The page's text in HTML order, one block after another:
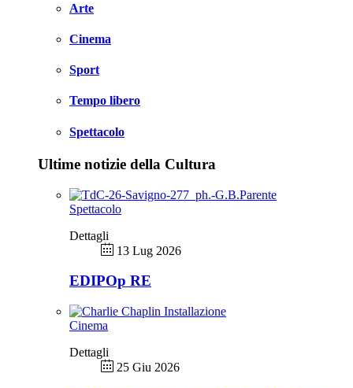
Arte
Cinema
Sport
Tempo libero
Spettacolo
Ultime notizie della Cultura
Spettacolo
Dettagli
13 Lug 2026
EDIPOp RE
Cinema
Dettagli
25 Giu 2026